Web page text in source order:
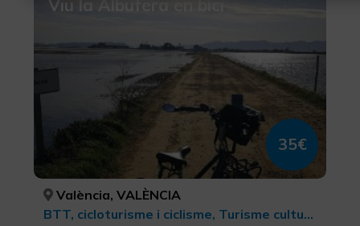
Viu la Albufera en bici
35€
València, VALÈNCIA
BTT, cicloturisme i ciclisme, Turisme cultural, Turisme esportiu